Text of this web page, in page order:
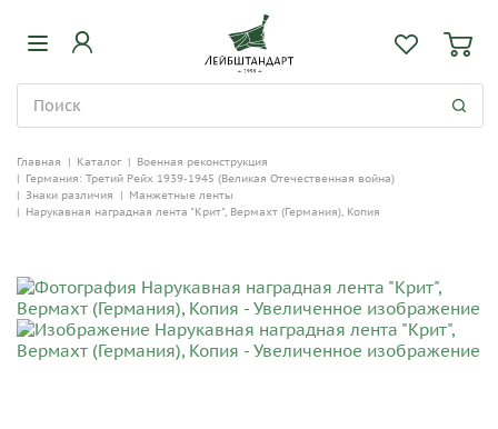
Главная | Каталог | Военная реконструкция
| Германия: Третий Рейх 1939-1945 (Великая Отечественная война)
| Знаки различия | Манжетные ленты
| Нарукавная наградная лента "Крит", Вермахт (Германия), Копия